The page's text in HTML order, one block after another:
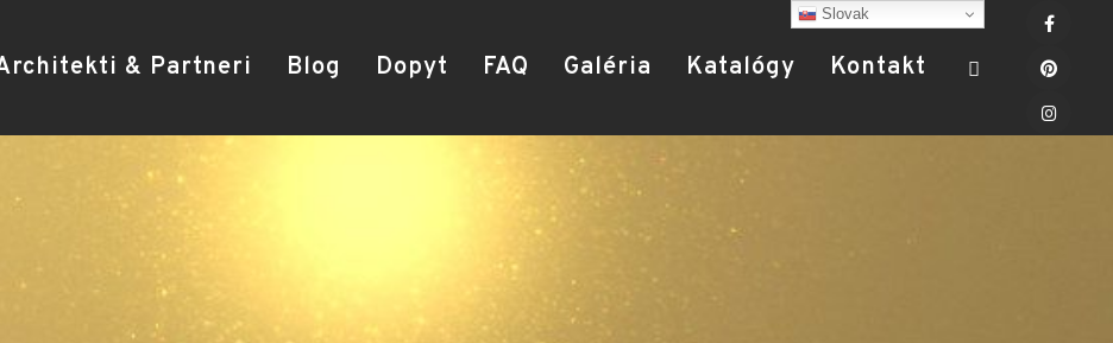
& Partneri Blog Dopyt FAQ Galéria Katalógy Kontakt
Slovak